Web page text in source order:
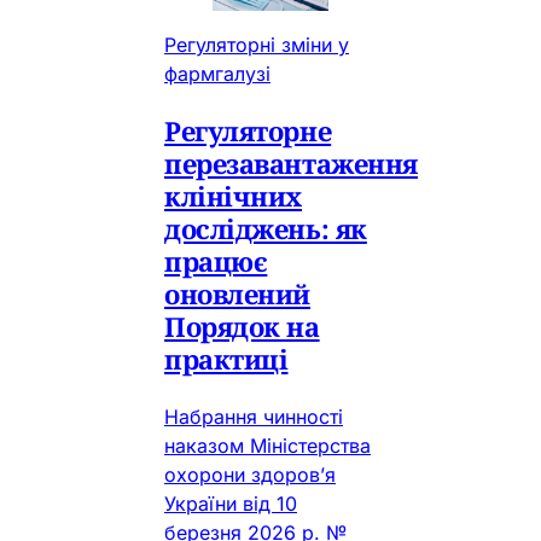
Регуляторні зміни у
фармгалузі
Регуляторне
перезавантаження
клінічних
досліджень: як
працює
оновлений
Порядок на
практиці
Набрання чинності
наказом Міністерства
охорони здоров’я
України від 10
березня 2026 р. №